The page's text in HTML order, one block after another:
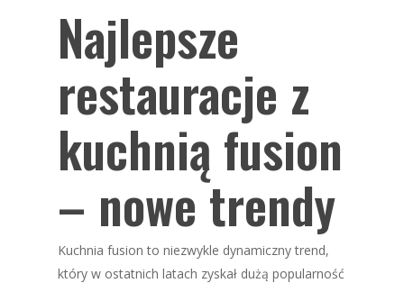
Najlepsze
restauracje z
kuchnią fusion
– nowe trendy
Kuchnia fusion to niezwykle dynamiczny trend,
który w ostatnich latach zyskał dużą popularność